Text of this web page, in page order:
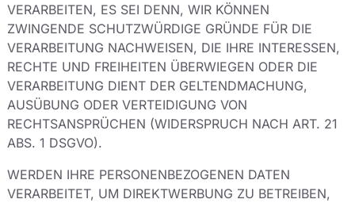
VERARBEITEN, ES SEI DENN, WIR KÖNNEN
ZWINGENDE SCHUTZWÜRDIGE GRÜNDE FÜR DIE
VERARBEITUNG NACHWEISEN, DIE IHRE INTERESSEN,
RECHTE UND FREIHEITEN ÜBERWIEGEN ODER DIE
VERARBEITUNG DIENT DER GELTENDMACHUNG,
AUSÜBUNG ODER VERTEIDIGUNG VON
RECHTSANSPRÜCHEN (WIDERSPRUCH NACH ART. 21
ABS. 1 DSGVO).
WERDEN IHRE PERSONENBEZOGENEN DATEN
VERARBEITET, UM DIREKTWERBUNG ZU BETREIBEN,